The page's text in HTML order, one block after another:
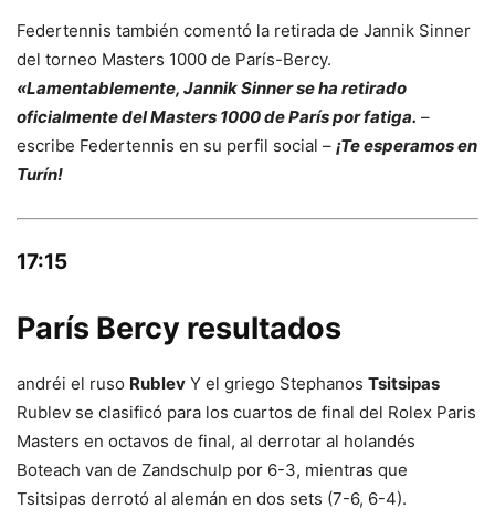
Federtennis también comentó la retirada de Jannik Sinner
del torneo Masters 1000 de París-Bercy.
«Lamentablemente, Jannik Sinner se ha retirado
oficialmente del Masters 1000 de París por fatiga. –
escribe Federtennis en su perfil social – ¡Te esperamos en
Turín!
17:15
París Bercy resultados
andréi el ruso Rublev Y el griego Stephanos Tsitsipas
Rublev se clasificó para los cuartos de final del Rolex Paris
Masters en octavos de final, al derrotar al holandés
Boteach van de Zandschulp por 6-3, mientras que
Tsitsipas derrotó al alemán en dos sets (7-6, 6-4).